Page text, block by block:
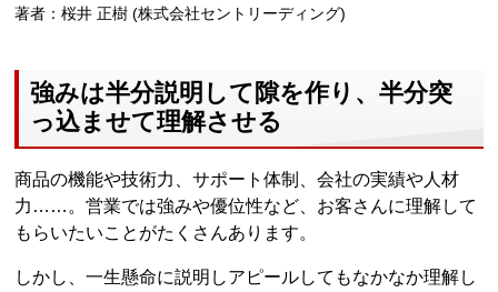
著者：桜井 正樹 (株式会社セントリーディング)
強みは半分説明して隙を作り、半分突
っ込ませて理解させる
商品の機能や技術力、サポート体制、会社の実績や人材
力……。営業では強みや優位性など、お客さんに理解して
もらいたいことがたくさんあります。
しかし、一生懸命に説明しアピールしてもなかなか理解し